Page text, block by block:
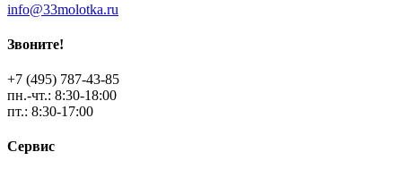
info@33molotka.ru
Звоните!
+7 (495) 787-43-85
пн.-чт.: 8:30-18:00
пт.: 8:30-17:00
Сервис